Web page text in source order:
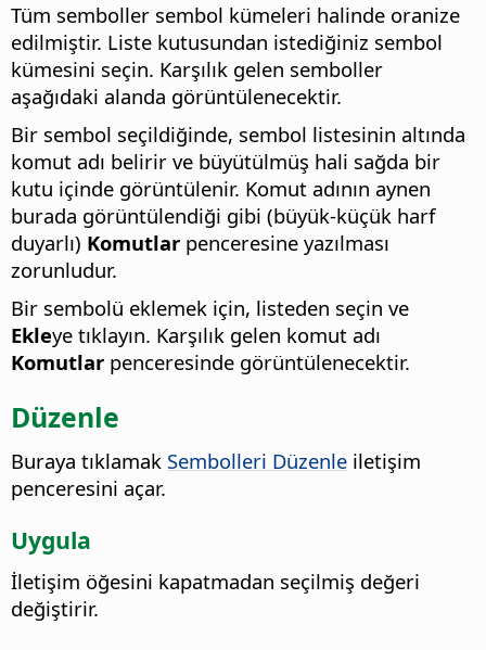
Tüm semboller sembol kümeleri halinde oranize
edilmiştir. Liste kutusundan istediğiniz sembol
kümesini seçin. Karşılık gelen semboller
aşağıdaki alanda görüntülenecektir.
Bir sembol seçildiğinde, sembol listesinin altında
komut adı belirir ve büyütülmüş hali sağda bir
kutu içinde görüntülenir. Komut adının aynen
burada görüntülendiği gibi (büyük-küçük harf
duyarlı) Komutlar penceresine yazılması
zorunludur.
Bir sembolü eklemek için, listeden seçin ve
Ekleye tıklayın. Karşılık gelen komut adı
Komutlar penceresinde görüntülenecektir.
Düzenle
Buraya tıklamak Sembolleri Düzenle iletişim
penceresini açar.
Uygula
İletişim öğesini kapatmadan seçilmiş değeri
değiştirir.